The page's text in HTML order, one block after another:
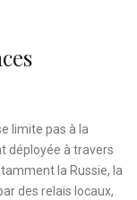
limite pas à la
déployée à travers
la Russie, la
des relais locaux,